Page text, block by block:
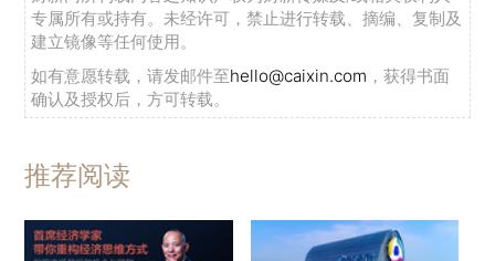
专属所有或持有。未经许可，禁止进行转载、摘编、复制及
建立镜像等任何使用。
如有意愿转载，请发邮件至hello@caixin.com ，获得书面
确认及授权后，方可转载。
推荐阅读